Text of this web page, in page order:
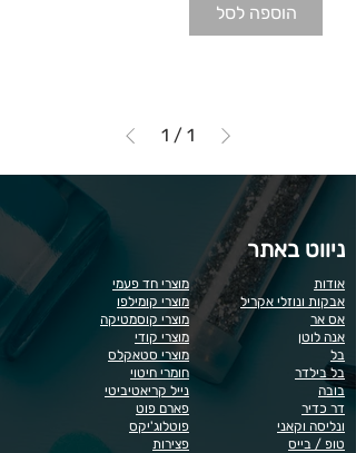
הוספה לסל
1
/
1
ניווט באתר
מוצרי חד פעמי
מוצרי קומילפו
מוצרי קוסמטיקה
מוצרי קודי
מוצרי סטאקלס
חומרי חיטוי
נייל קריאטיביטי
פארם פוט
פוטלוג'יקס
פצירות
אודות
אבקות ונוזלי אקריל
אס אר
אנה לוטן
בל
בל בילדר
בובה
דר כדיר
ונליסה וקאני
טופ / בייס